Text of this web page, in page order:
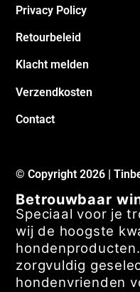
Privacy Policy
Retourbeleid
Klacht melden
Verzendkosten
Contact
© Copyright 2026 |
Betrouwbaar
Speciaal voor je
wij de hoogste
zorgvuldig
hondenvrienden